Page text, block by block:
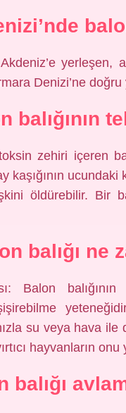
Akdeniz’e yerleşen,
Denizi’ne doğru
balığının
zehiri içeren
kaşığının
öldürebilir. Bir
balığı ne
Balon
su veya hava ile
hayvanların onu
balığı